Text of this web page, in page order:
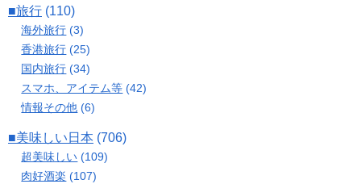
■旅行 (110)
海外旅行 (3)
香港旅行 (25)
国内旅行 (34)
スマホ、アイテム等 (42)
情報その他 (6)
■美味しい日本 (706)
超美味しい (109)
肉好酒楽 (107)